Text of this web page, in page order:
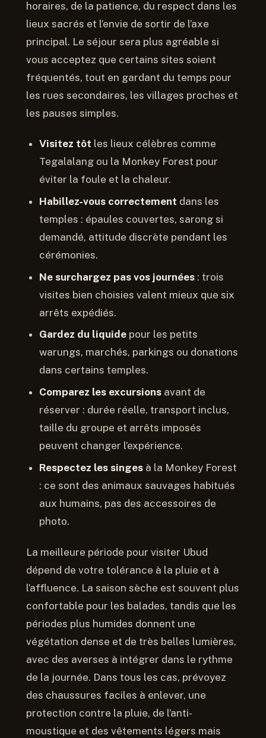
horaires, de la patience, du respect dans les
lieux sacrés et l’envie de sortir de l’axe
principal. Le séjour sera plus agréable si
vous acceptez que certains sites soient
fréquentés, tout en gardant du temps pour
les rues secondaires, les villages proches et
les pauses simples.
Visitez tôt les lieux célèbres comme
Tegalalang ou la Monkey Forest pour
éviter la foule et la chaleur.
Habillez-vous correctement dans les
temples : épaules couvertes, sarong si
demandé, attitude discrète pendant les
cérémonies.
Ne surchargez pas vos journées : trois
visites bien choisies valent mieux que six
arrêts expédiés.
Gardez du liquide pour les petits
warungs, marchés, parkings ou donations
dans certains temples.
Comparez les excursions avant de
réserver : durée réelle, transport inclus,
taille du groupe et arrêts imposés
peuvent changer l’expérience.
Respectez les singes à la Monkey Forest
: ce sont des animaux sauvages habitués
aux humains, pas des accessoires de
photo.
La meilleure période pour visiter Ubud
dépend de votre tolérance à la pluie et à
l’affluence. La saison sèche est souvent plus
confortable pour les balades, tandis que les
périodes plus humides donnent une
végétation dense et de très belles lumières,
avec des averses à intégrer dans le rythme
de la journée. Dans tous les cas, prévoyez
des chaussures faciles à enlever, une
protection contre la pluie, de l’anti-
moustique et des vêtements légers mais